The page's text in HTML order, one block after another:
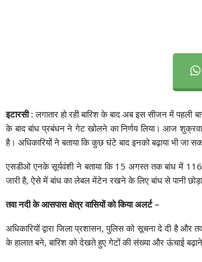
इटारसी : लगातार हो रही बारिश के बाद अब इस सीजन में
के बाद बांध प्रबंधन ने गेट खोलने का निर्णय लिया। आज
है। अधिकारियों ने बताया कि कुछ घंटे बाद इनको बढ़ाया भी जा
एसडीओ एनके सूर्यवंशी ने बताया कि 15 अगस्त तक बांध में
जारी है, ऐसे में बांध का लेबल मेंटेन रखने के लिए बांध से पानी
तवा नदी के आसपास क्षेत्र वासियों को किया अलर्ट –
अधिकारियों द्वारा जिला प्रशासन, पुलिस को सूचना दे दी है और
के हालात बने, बारिश को देखते हुए गेटों की संख्या और ऊंचाई